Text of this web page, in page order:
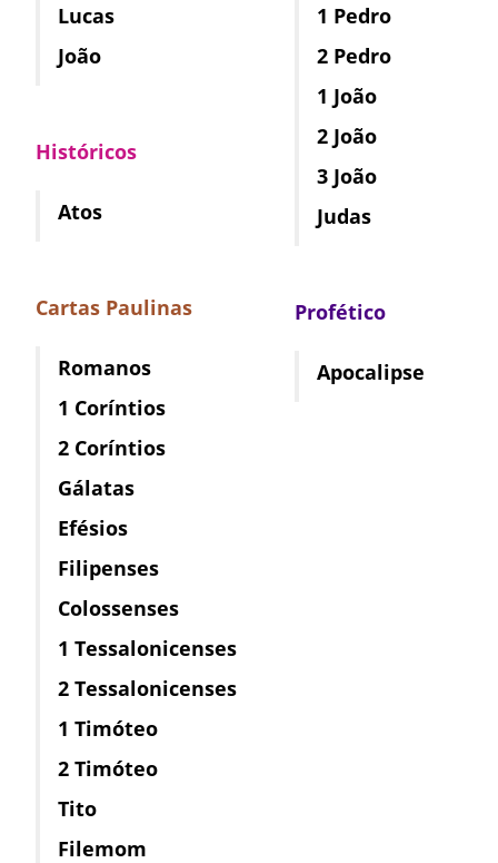
Lucas
João
Históricos
Atos
Cartas Paulinas
Romanos
1 Coríntios
2 Coríntios
Gálatas
Efésios
Filipenses
Colossenses
1 Tessalonicenses
2 Tessalonicenses
1 Timóteo
2 Timóteo
Tito
Filemom
1 Pedro
2 Pedro
1 João
2 João
3 João
Judas
Profético
Apocalipse